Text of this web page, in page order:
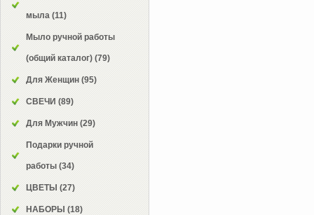
мыла (11)
Мыло ручной работы
(общий каталог) (79)
Для Женщин (95)
СВЕЧИ (89)
Для Мужчин (29)
Подарки ручной
работы (34)
ЦВЕТЫ (27)
НАБОРЫ (18)